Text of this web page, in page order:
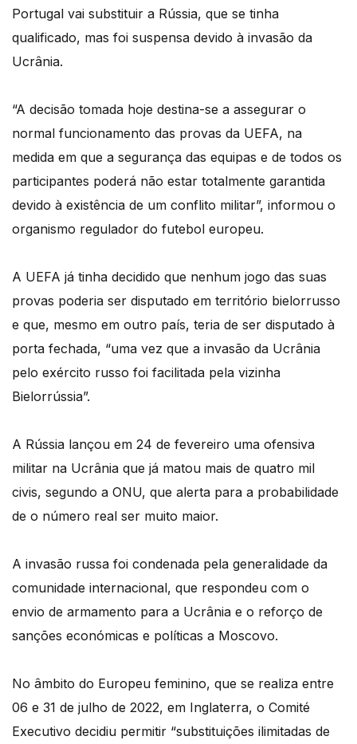
Portugal vai substituir a Rússia, que se tinha
qualificado, mas foi suspensa devido à invasão da
Ucrânia.
“A decisão tomada hoje destina-se a assegurar o
normal funcionamento das provas da UEFA, na
medida em que a segurança das equipas e de todos os
participantes poderá não estar totalmente garantida
devido à existência de um conflito militar”, informou o
organismo regulador do futebol europeu.
A UEFA já tinha decidido que nenhum jogo das suas
provas poderia ser disputado em território bielorrusso
e que, mesmo em outro país, teria de ser disputado à
porta fechada, “uma vez que a invasão da Ucrânia
pelo exército russo foi facilitada pela vizinha
Bielorrússia”.
A Rússia lançou em 24 de fevereiro uma ofensiva
militar na Ucrânia que já matou mais de quatro mil
civis, segundo a ONU, que alerta para a probabilidade
de o número real ser muito maior.
A invasão russa foi condenada pela generalidade da
comunidade internacional, que respondeu com o
envio de armamento para a Ucrânia e o reforço de
sanções económicas e políticas a Moscovo.
No âmbito do Europeu feminino, que se realiza entre
06 e 31 de julho de 2022, em Inglaterra, o Comité
Executivo decidiu permitir “substituições ilimitadas de